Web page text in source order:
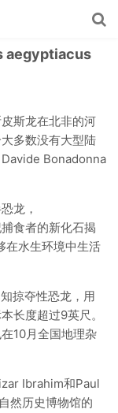
aegyptiacus
斯龙在北非的河
多数没有大型陆
Bonadonna
龙，
食者的新化石揭
在水生环境中生活
掠夺性恐龙，用
长度超过9英尺。
10月全国地​​理杂
Ibrahim和Paul
然历史博物馆的